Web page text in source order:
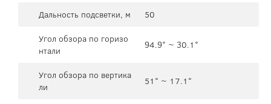
Дальность подсветки, м
50
Угол обзора по горизо
нтали
94.9° ~ 30.1°
Угол обзора по вертика
ли
51° ~ 17.1°